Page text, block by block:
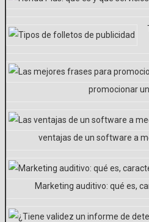
promocionar
ventajas de un software a
Marketing auditivo: qué es,